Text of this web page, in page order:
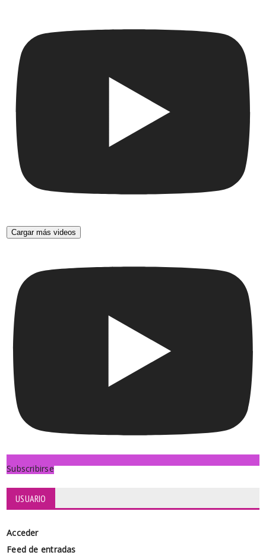
Cargar más videos
Subscribirse
USUARIO
Acceder
Feed de entradas